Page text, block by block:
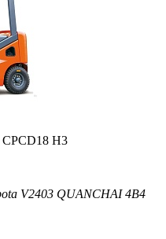
CPСD18 H3
V2403 QUANCHAI 4B4